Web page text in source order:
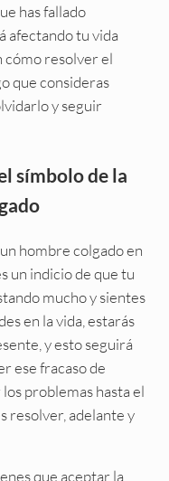
has fallado
afectando tu vida
cómo resolver el
que consideras
y seguir
símbolo de la
hombre colgado en
un indicio de que tu
mucho y sientes
en la vida, estarás
y esto seguirá
ese fracaso de
problemas hasta el
resolver, adelante y
que aceptar la